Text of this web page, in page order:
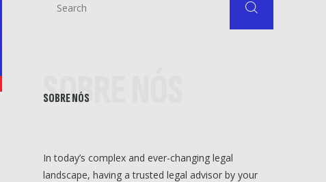
SOBRE NÓS
SOBRE NÓS
In today’s complex and ever-changing legal
landscape, having a trusted legal advisor by your